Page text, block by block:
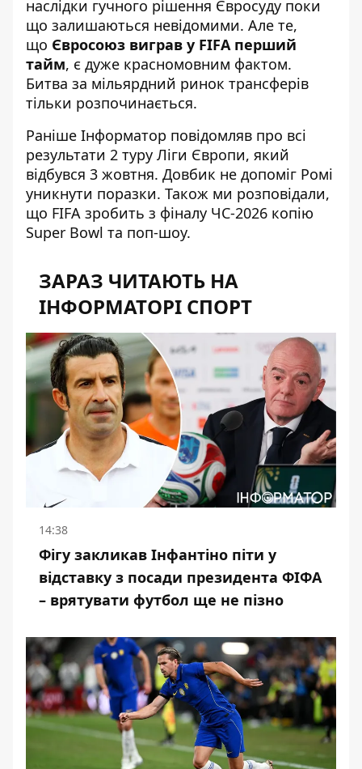
наслідки гучного рішення Євросуду поки
що залишаються невідомими. Але те,
що Євросоюз виграв у FIFA перший
тайм, є дуже красномовним фактом.
Битва за мільярдний ринок трансферів
тільки розпочинається.
Раніше Інформатор повідомляв про всі
результати 2 туру Ліги Європи, який
відбувся 3 жовтня. Довбик не допоміг Ромі
уникнути поразки. Також ми розповідали,
що FIFA зробить з фіналу ЧС-2026 копію
Super Bowl та поп-шоу.
ЗАРАЗ ЧИТАЮТЬ НА
ІНФОРМАТОРІ СПОРТ
14:38
Фігу закликав Інфантіно піти у
відставку з посади президента ФІФА
– врятувати футбол ще не пізно